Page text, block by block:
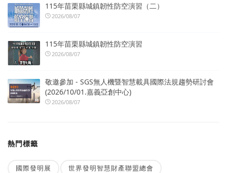
115年苗栗縣城鎮韌性防空演習（二）
2026/08/07
115年苗栗縣城鎮韌性防空演習
2026/08/07
敬邀參加 - SGS無人機暨智慧載具國際法規趨勢研討會
(2026/10/01.嘉義亞創中心)
2026/08/07
熱門標籤
國際發明展 世界發明智慧財產聯盟總會